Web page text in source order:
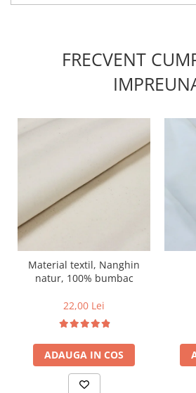
FRECVENT
Material textil, Nanghin
natur, 100% bumbac
22,00 Lei
ADAUGA IN COS